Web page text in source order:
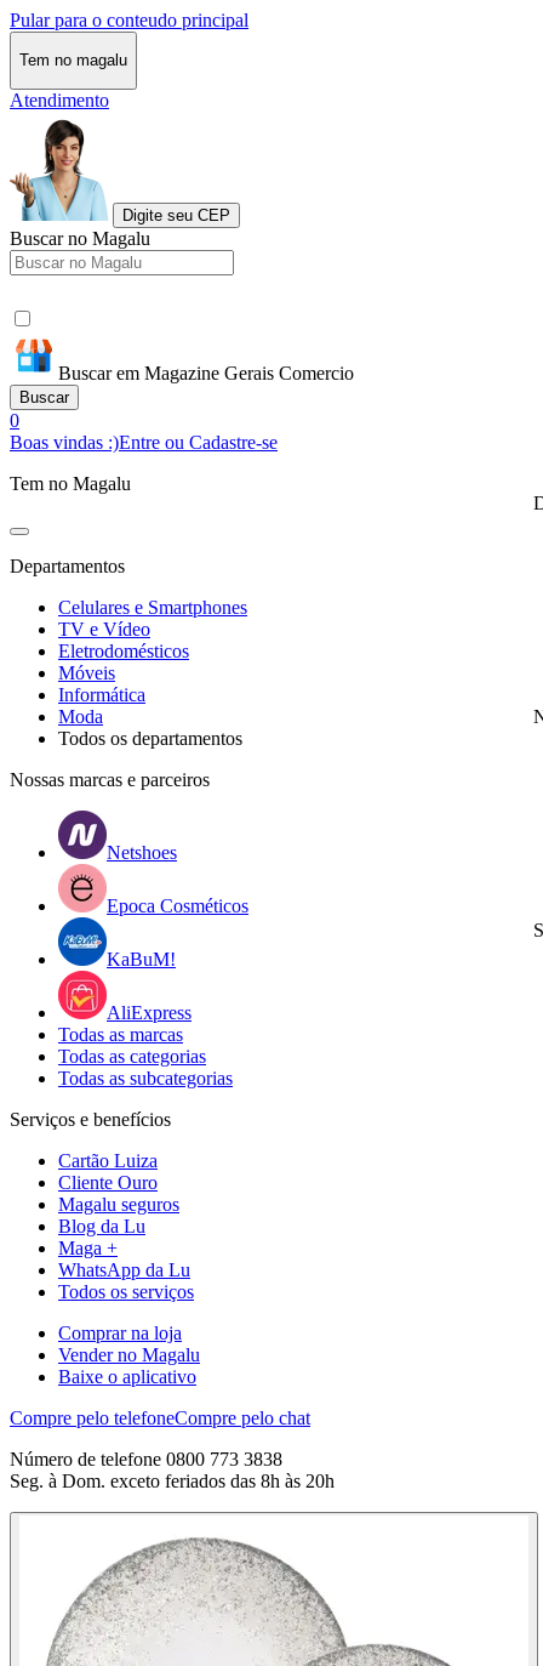
Pular para o conteudo principal
Tem no magalu
Atendimento
Digite seu CEP
Buscar no Magalu
Buscar em Magazine Gerais Comercio
Buscar
0
Boas vindas :)Entre ou Cadastre-se
Tem no Magalu
Departamentos
Celulares e Smartphones
TV e Vídeo
Eletrodomésticos
Móveis
Informática
Moda
Todos os departamentos
Nossas marcas e parceiros
Netshoes
Epoca Cosméticos
KaBuM!
AliExpress
Todas as marcas
Todas as categorias
Todas as subcategorias
Serviços e benefícios
Cartão Luiza
Cliente Ouro
Magalu seguros
Blog da Lu
Maga +
WhatsApp da Lu
Todos os serviços
Comprar na loja
Vender no Magalu
Baixe o aplicativo
Compre pelo telefoneCompre pelo chat
Número de telefone 0800 773 3838
Seg. à Dom. exceto feriados das 8h às 20h